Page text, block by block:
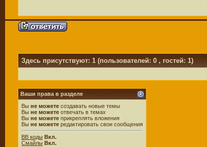
Здесь присутствуют: 1 (пользователей: 0 , гостей: 1)
Ваши права в разделе
Вы не можете создавать новые темы
Вы не можете отвечать в темах
Вы не можете прикреплять вложения
Вы не можете редактировать свои сообщения
BB коды Вкл.
Смайлы Вкл.